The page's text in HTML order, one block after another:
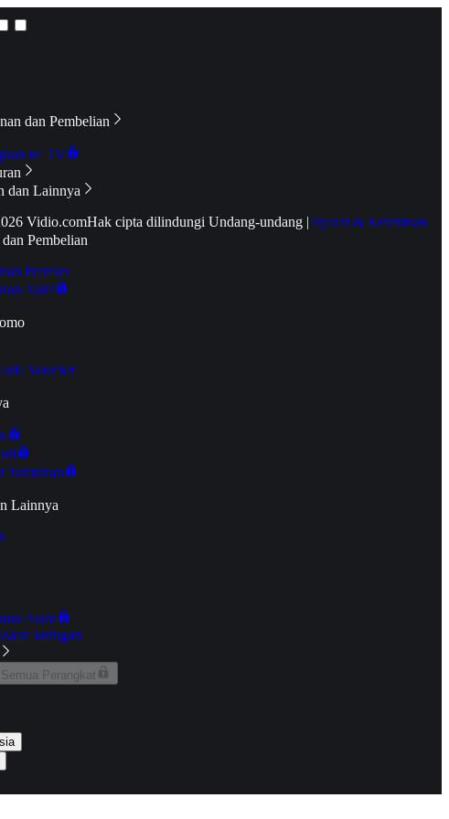
dan Pembelian
ke TV
dan Lainnya
Vidio.comHak cipta dilindungi Undang-undang | Syarat & Ketentuan
Pembelian
Premier
Aktif
Voucher
Tontonan
Lainnya
Akun
Jaringan
Perangkat